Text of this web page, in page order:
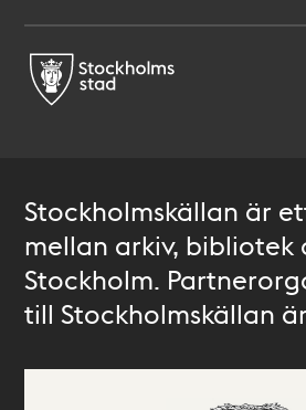
Stockholmskällan är
mellan arkiv, bibliotek
Stockholm.
till Stockholmskällan